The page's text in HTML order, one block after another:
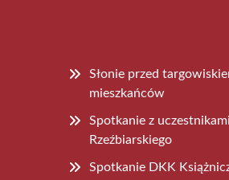
Słonie przed
mieszkańców
Spotkanie z
Rzeźbiarskiego
Spotkanie DKK